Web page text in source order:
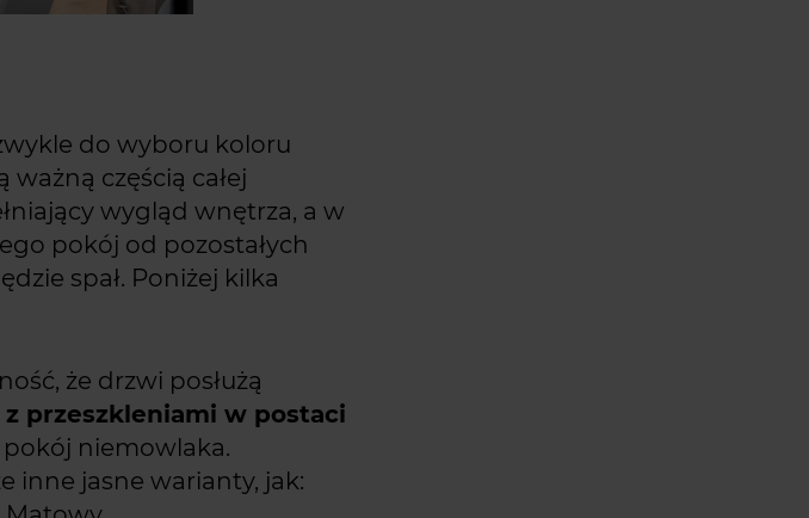
do wyboru koloru
ważną częścią całej
wygląd wnętrza, a w
pokój od pozostałych
spał. Poniżej kilka
że drzwi posłużą
przeszkleniami w postaci
niemowlaka.
inne jasne warianty, jak: